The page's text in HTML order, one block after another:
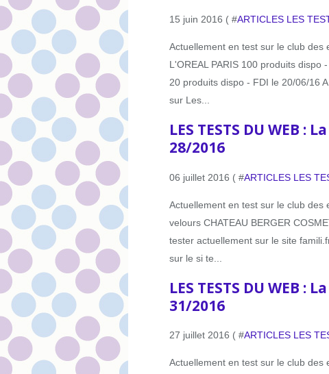
15 juin 2016 ( #ARTICLES LES
Actuellement en test sur le club
L'OREAL PARIS 100 produits dispo
20 produits dispo - FDI le 20/06/16
sur Les...
LES TESTS DU WEB
28/2016
06 juillet 2016 ( #ARTICLES LES
Actuellement en test sur le club
velours CHATEAU BERGER
tester actuellement sur le site
sur le si te...
LES TESTS DU WEB
31/2016
27 juillet 2016 ( #ARTICLES LES
Actuellement en test sur le club des